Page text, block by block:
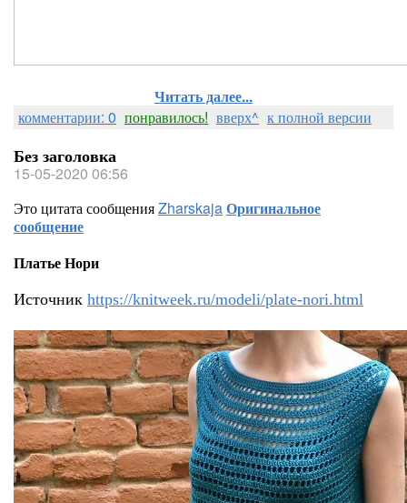
Читать далее...
комментарии: 0 понравилось! вверх^ к полной версии
Без заголовка
15-05-2020 06:56
Это цитата сообщенияZharskajaОригинальное
сообщение
Платье Нори
Источник https://knitweek.ru/modeli/plate-nori.html